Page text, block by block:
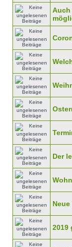
Auch
Der
2019